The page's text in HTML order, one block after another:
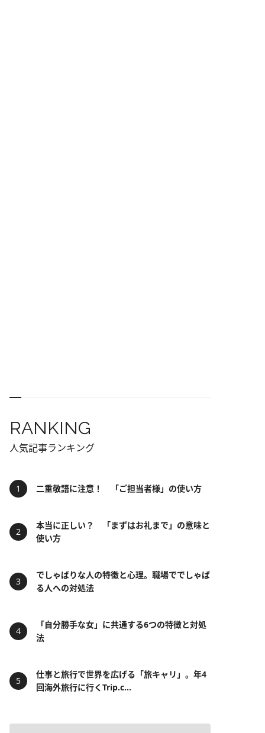
RANKING
人気記事ランキング
二重敬語に注意！ 「ご担当者様」の使い方
本当に正しい？ 「まずはお礼まで」の意味と
使い方
でしゃばりな人の特徴と心理。職場ででしゃば
る人への対処法
「自分勝手な女」に共通する6つの特徴と対処
法
仕事と旅行で世界を広げる「旅キャリ」。年4
回海外旅行に行くTrip.c...